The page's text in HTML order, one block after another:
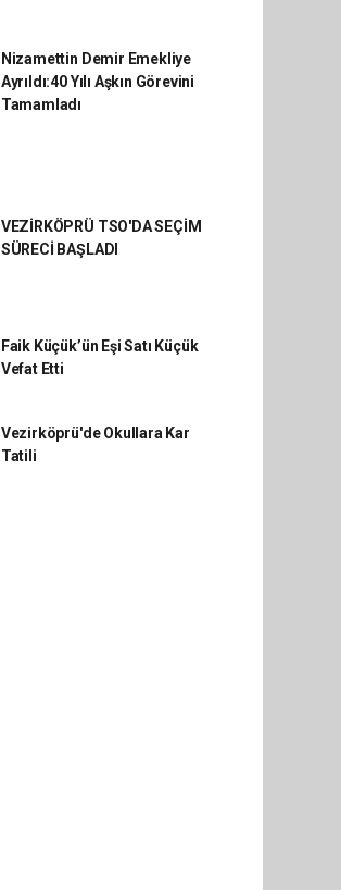
Nizamettin Demir Emekliye
Ayrıldı:40 Yılı Aşkın Görevini
Tamamladı
VEZİRKÖPRÜ TSO'DA SEÇİM
SÜRECİ BAŞLADI
Faik Küçük’ün Eşi Satı Küçük
Vefat Etti
Vezirköprü'de Okullara Kar
Tatili